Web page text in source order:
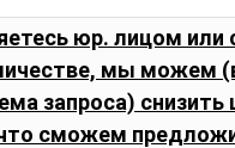
юр. лицом или
мы можем
запроса)
сможем